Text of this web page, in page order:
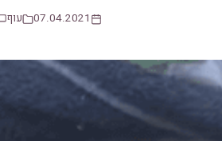
07.04.2021 עוף